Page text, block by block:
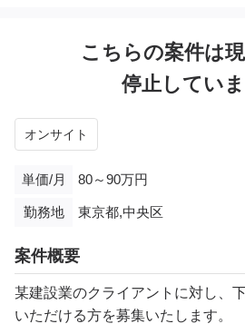
こちらの案件は
停止していま
オンサイト
単価/月 80～90万円
勤務地 東京都,中央区
案件概要
某建設業のクライアントに対し、
いただける方を募集いたします。